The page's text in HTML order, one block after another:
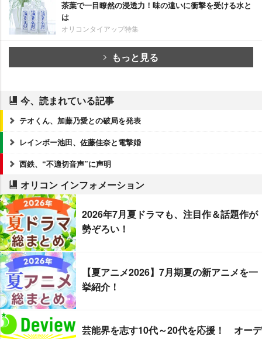
茶葉で一目瞭然の浸透力！味の違いに衝撃を受ける水と
は
オリコンタイアップ特集
もっと見る
今、読まれている記事
テオくん、加藤乃愛との破局を発表
レインボー池田、佐藤佳奈と電撃婚
西鉄、“不適切音声”に声明
オリコン インフォメーション
2026年7月夏ドラマも、注目作＆話題作が
勢ぞろい！
【夏アニメ2026】7月期夏の新アニメを一
挙紹介！
芸能界を志す10代～20代を応援！ オーデ